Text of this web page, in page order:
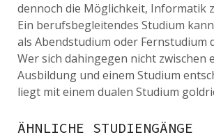
dennoch die Möglichkeit, Informatik
Ein berufsbegleitendes Studium
als Abendstudium oder Fernstudium
Wer sich dahingegen nicht zwischen
Ausbildung und einem Studium
liegt mit einem dualen Studium
ÄHNLICHE STUDIENGÄNGE